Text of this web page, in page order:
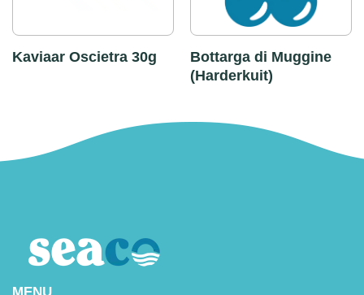
Kaviaar Oscietra 30g
Bottarga di Muggine
(Harderkuit)
MENU